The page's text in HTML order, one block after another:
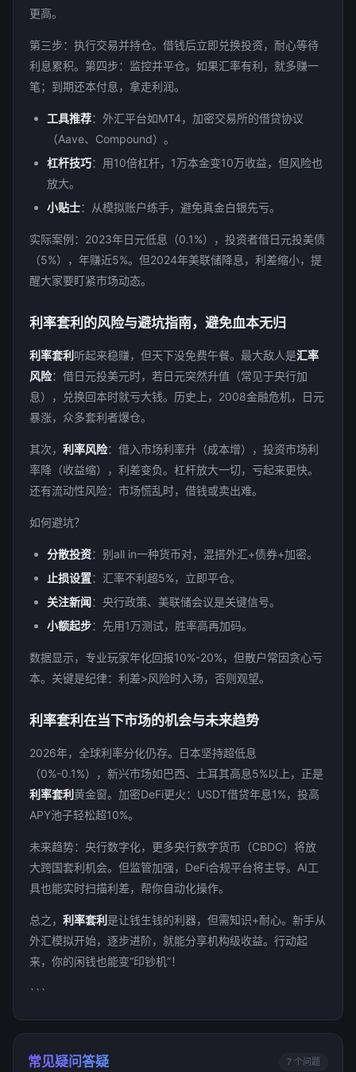
更高。
第三步：执行交易并持仓。借钱后立即兑换投资，耐心等待
利息累积。第四步：监控并平仓。如果汇率有利，就多赚一
笔；到期还本付息，拿走利润。
工具推荐：外汇平台如MT4，加密交易所的借贷协议
（Aave、Compound）。
杠杆技巧：用10倍杠杆，1万本金变10万收益，但风险也
放大。
小贴士：从模拟账户练手，避免真金白银先亏。
实际案例：2023年日元低息（0.1%），投资者借日元投美债
（5%），年赚近5%。但2024年美联储降息，利差缩小，提
醒大家要盯紧市场动态。
利率套利的风险与避坑指南，避免血本无归
利率套利 听起来稳赚，但天下没免费午餐。最大敌人是汇率
风险：借日元投美元时，若日元突然升值（常见于央行加
息），兑换回本时就亏大钱。历史上，2008金融危机，日元
暴涨，众多套利者爆仓。
其次， 利率风险：借入市场利率升（成本增），投资市场利
率降（收益缩），利差变负。杠杆放大一切，亏起来更快。
还有流动性风险：市场慌乱时，借钱或卖出难。
如何避坑？
分散投资：别all in一种货币对，混搭外汇+债券+加密。
止损设置：汇率不利超5%，立即平仓。
关注新闻：央行政策、美联储会议是关键信号。
小额起步：先用1万测试，胜率高再加码。
数据显示，专业玩家年化回报10%-20%，但散户常因贪心亏
本。关键是纪律：利差>风险时入场，否则观望。
利率套利在当下市场的机会与未来趋势
2026年，全球利率分化仍存。日本坚持超低息
（0%-0.1%），新兴市场如巴西、土耳其高息5%以上，正是
利率套利 黄金窗。加密DeFi更火：USDT借贷年息1%，投高
APY池子轻松超10%。
未来趋势：央行数字化，更多央行数字货币（CBDC）将放
大跨国套利机会。但监管加强，DeFi合规平台将主导。AI工
具也能实时扫描利差，帮你自动化操作。
总之， 利率套利 是让钱生钱的利器，但需知识+耐心。新手从
外汇模拟开始，逐步进阶，就能分享机构级收益。行动起
来，你的闲钱也能变“印钞机”！
```
常见疑问答疑 7 个问题